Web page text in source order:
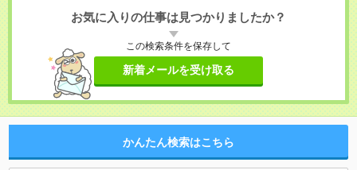
お気に入りの仕事は見つかりましたか？
この検索条件を保存して
新着メールを受け取る
かんたん検索はこちら